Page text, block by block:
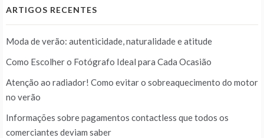
ARTIGOS RECENTES
Moda de verão: autenticidade, naturalidade e atitude
Como Escolher o Fotógrafo Ideal para Cada Ocasião
Atenção ao radiador! Como evitar o sobreaquecimento do motor
no verão
Informações sobre pagamentos contactless que todos os
comerciantes deviam saber